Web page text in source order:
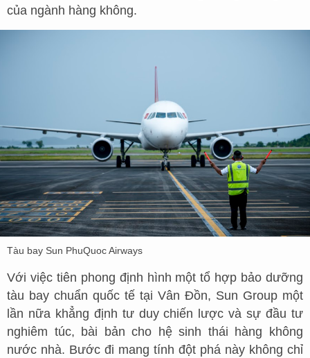
của ngành hàng không.
Tàu bay Sun PhuQuoc Airways
Với việc tiên phong định hình một tổ hợp bảo dưỡng
tàu bay chuẩn quốc tế tại Vân Đồn, Sun Group một
lần nữa khẳng định tư duy chiến lược và sự đầu tư
nghiêm túc, bài bản cho hệ sinh thái hàng không
nước nhà. Bước đi mang tính đột phá này không chỉ